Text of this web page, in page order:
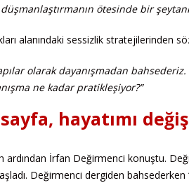
düşmanlaştırmanın ötesinde bir
alanındaki sessizlik stratejilerinden
olarak dayanışmadan
ne kadar pratikleşiyor?”
hayatımı
ardından İrfan Değirmenci konuştu.
Değirmenci dergiden bahsederken